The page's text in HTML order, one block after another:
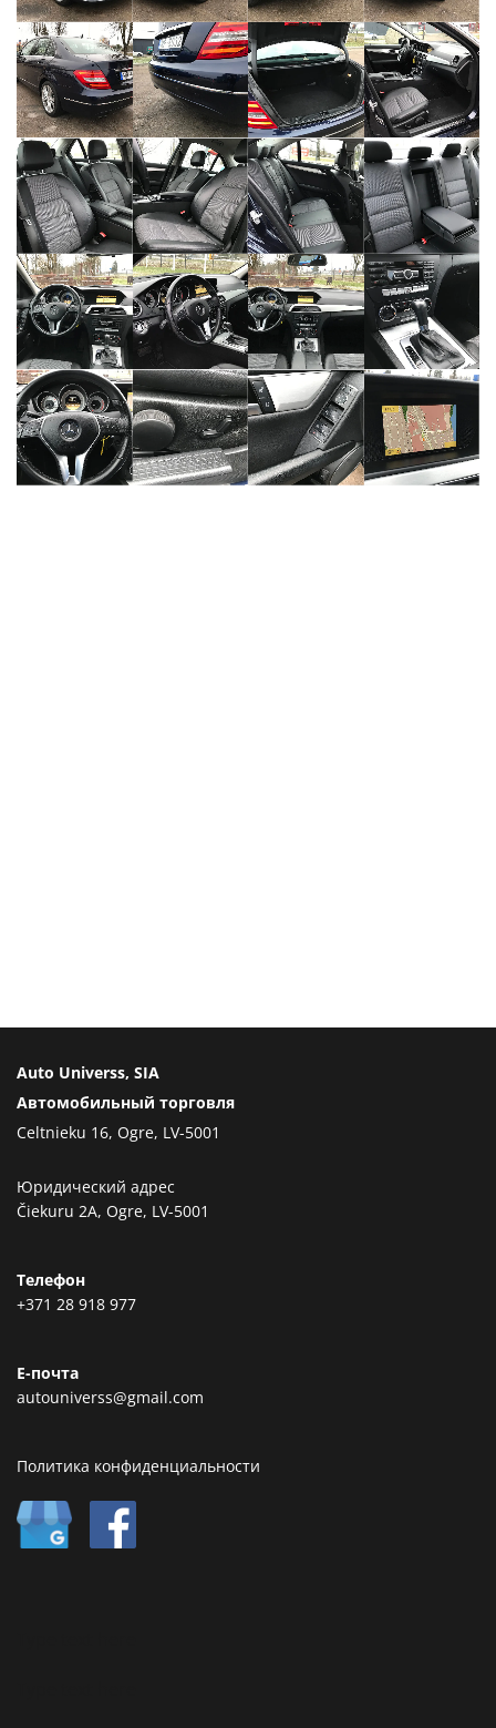
Auto Universs, SIA
Автомобильный торговля
Celtnieku 16, Ogre, LV-5001
Юридический адрес
Čiekuru 2A, Ogre, LV-5001
Телефон
+371 28 918 977
Е-почта
autouniverss@gmail.com
Политика конфиденциальности